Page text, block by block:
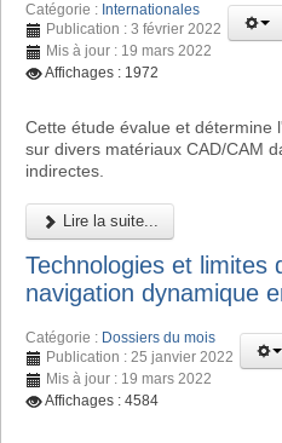
Catégorie : Internationales
Publication : 3 février 2022
Mis à jour : 19 mars 2022
Affichages : 1972
Cette étude évalue et détermine
sur divers matériaux CAD/CAM
indirectes.
Lire la suite...
Technologies et limites
navigation dynamique
Catégorie : Dossiers du mois
Publication : 25 janvier 2022
Mis à jour : 19 mars 2022
Affichages : 4584